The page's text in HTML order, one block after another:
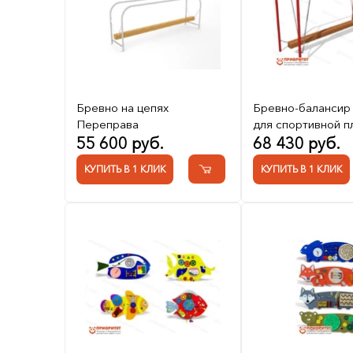
Бревно на цепях
Переправа
55 600 руб.
КУПИТЬ В 1 КЛИК
Бревно-
для спортивной
68 430 руб.
КУПИТЬ В 1 КЛИК